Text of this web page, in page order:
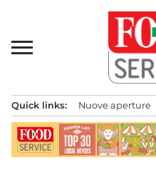
contenuto
principale
Quick links: Nuove aperture